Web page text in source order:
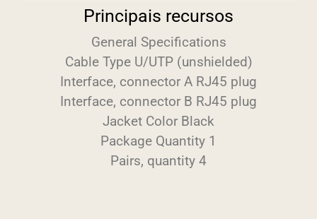
Principais recursos
General Specifications
Cable Type U/UTP (unshielded)
Interface, connector A RJ45 plug
Interface, connector B RJ45 plug
Jacket Color Black
Package Quantity 1
Pairs, quantity 4